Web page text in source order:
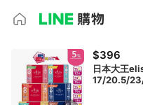
$396
日本大王
17/20.5/